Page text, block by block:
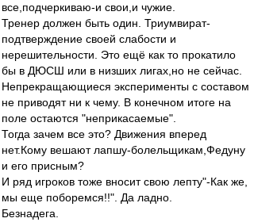
все,подчеркиваю-и свои,и чужие.
Тренер должен быть один. Триумвират-
подтверждение своей слабости и
нерешительности. Это ещё как то прокатило
бы в ДЮСШ или в низших лигах,но не сейчас.
Непрекращающиеся эксперименты с составом
не приводят ни к чему. В конечном итоге на
поле остаются "неприкасаемые".
Тогда зачем все это? Движения вперед
нет.Кому вешают лапшу-болельщикам,Федуну
и его присным?
И ряд игроков тоже вносит свою лепту"-Как же,
мы еще поборемся!!". Да ладно.
Безнадега.